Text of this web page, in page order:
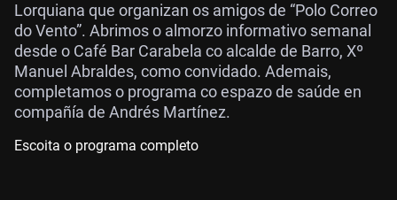
Lorquiana que organizan os amigos de “Polo Correo
do Vento”. Abrimos o almorzo informativo semanal
desde o Café Bar Carabela co alcalde de Barro, Xº
Manuel Abraldes, como convidado. Ademais,
completamos o programa co espazo de saúde en
compañía de Andrés Martínez.
Escoita o programa completo